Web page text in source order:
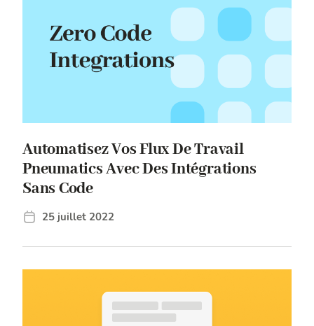
Automatisez Vos Flux De Travail
Pneumatics Avec Des Intégrations
Sans Code
25 juillet 2022